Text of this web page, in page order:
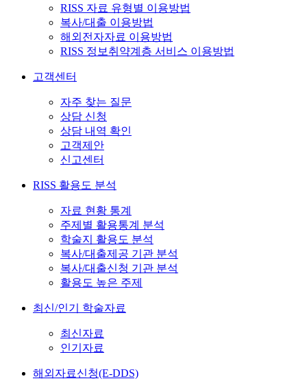
RISS 자료 유형별 이용방법
복사/대출 이용방법
해외전자자료 이용방법
RISS 정보취약계층 서비스 이용방법
고객센터
자주 찾는 질문
상담 신청
상담 내역 확인
고객제안
신고센터
RISS 활용도 분석
자료 현황 통계
주제별 활용통계 분석
학술지 활용도 분석
복사/대출제공 기관 분석
복사/대출신청 기관 분석
활용도 높은 주제
최신/인기 학술자료
최신자료
인기자료
해외자료신청(E-DDS)